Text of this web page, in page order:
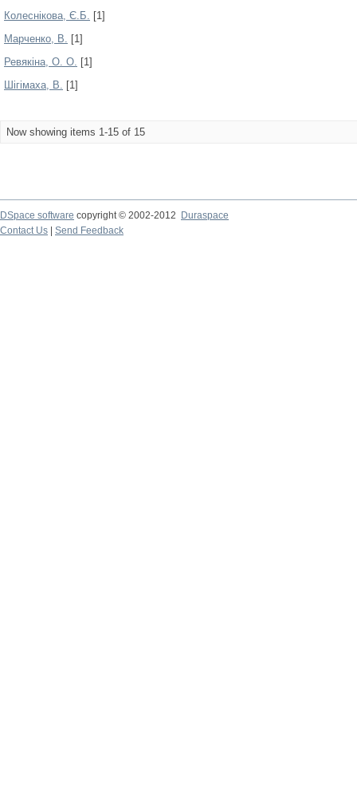
Колеснікова, Є.Б. [1]
Марченко, В. [1]
Ревякіна, О. О. [1]
Шігімаха, В. [1]
Now showing items 1-15 of 15
DSpace software copyright © 2002-2012
Duraspace
Contact Us
Send Feedback